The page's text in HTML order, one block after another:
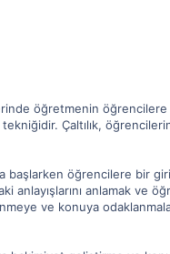
öğretmenin öğrencilere
Çaltılık,
başlarken öğrencilere bir
anlayışlarını anlamak
ve konuya